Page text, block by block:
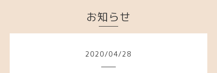
お知らせ
2020/04/28